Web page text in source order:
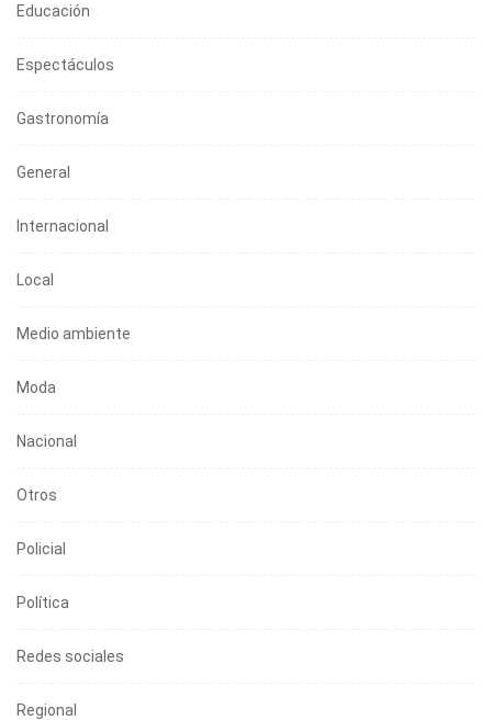
Educación
Espectáculos
Gastronomía
General
Internacional
Local
Medio ambiente
Moda
Nacional
Otros
Policial
Política
Redes sociales
Regional